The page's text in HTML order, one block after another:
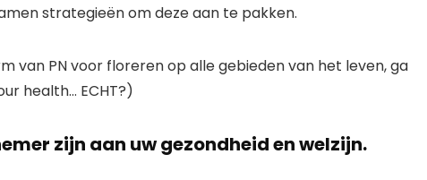
strategieën om deze aan te pakken.
van PN voor floreren op alle gebieden van het leven, ga
health… ECHT?)
zijn aan uw gezondheid en welzijn.